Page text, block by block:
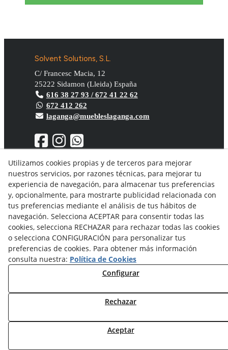
Solvent Solutions, S.L.
C/ Francesc Macia, 12
25222 Sidamon (Lleida) España
616 38 27 93 / 672 41 22 62
672 412 262
laganga@muebleslaganga.com
Aviso Legal
Política de privacidad
Política Cookies
Condiciones generales de compra
Derecho de desistimiento
Organismos de resolución de conflictos
© 08/2026 Solvent Solutions, S.L. (La Ganga) - Todos los
derechos reservados.
Utilizamos cookies propias y de terceros para mejorar
nuestros servicios, por razones técnicas, para mejorar tu
experiencia de navegación, para almacenar tus preferencias
y, opcionalmente, para mostrarte publicidad relacionada con
tus preferencias mediante el análisis de tus hábitos de
navegación. Selecciona ACEPTAR para consentir todas las
cookies, selecciona RECHAZAR para rechazar todas las cookies
o selecciona CONFIGURACIÓN para personalizar tus
preferencias de cookies. Para obtener más información
consulta nuestra: Política de Cookies
Configurar
Rechazar
Aceptar